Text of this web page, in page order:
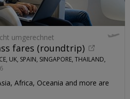
umgerechnet
fares (roundtrip)
UK, SPAIN, SINGAPORE, THAILAND,
Africa, Oceania and more are